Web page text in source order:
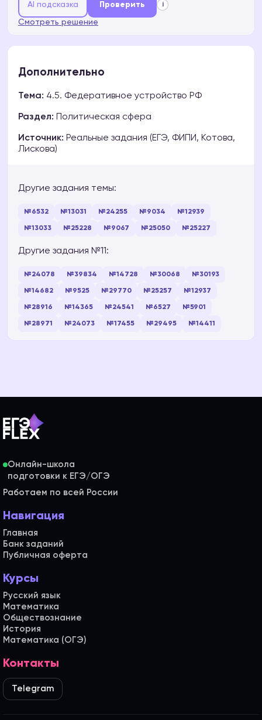
AI подсказка Проверить i
Смотреть решение
Дополнительно
Тема: 4.5. Федеративное устройство РФ
Раздел: Политическая сфера
Источник: Реальные задания (ЕГЭ, ФИПИ, Котова,
Лискова)
Другие задания темы:
№6532 №13031 №24255 №9034 №12939
№13033 №25228 №9067 №25050 №25227
Другие задания №11:
№24078 №39834 №14728 №30068 №30193
№14682 №9525 №29770 №25257 №12937
№28916 №14365 №24541 №6527 №5901
№28971 №24073 №17455 №29495 №14411
Онлайн-школа
Работаем по всей России
Навигация
Главная
Банк заданий
Публичная оферта
Курсы
Русский язык
Математика
Обществознание
История
Математика (ОГЭ)
Контакты
Telegram